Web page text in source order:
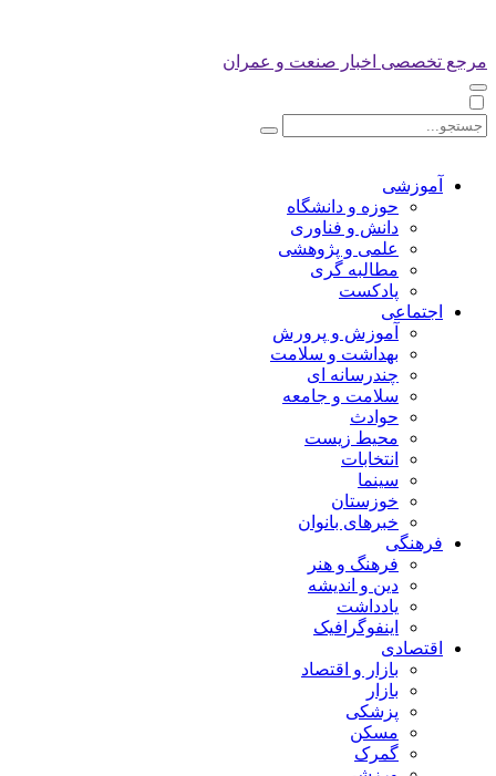
مرجع تخصصی اخبار صنعت و عمران
آموزشی
حوزه و دانشگاه
دانش و فناوری
علمی و پژوهشی
مطالبه گری
پادکست
اجتماعی
آموزش و پرورش
بهداشت و سلامت
چندرسانه ای
سلامت و جامعه
حوادث
محیط زیست
انتخابات
سینما
خوزستان
خبرهای بانوان
فرهنگی
فرهنگ و هنر
دین و اندیشه
یادداشت
اینفوگرافیک
اقتصادی
بازار و اقتصاد
بازار
پزشکی
مسکن
گمرک